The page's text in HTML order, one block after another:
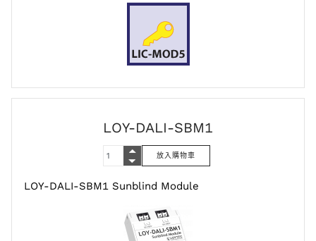
LOY-DALI-SBM1
LOY-DALI-SBM1 Sunblind Module